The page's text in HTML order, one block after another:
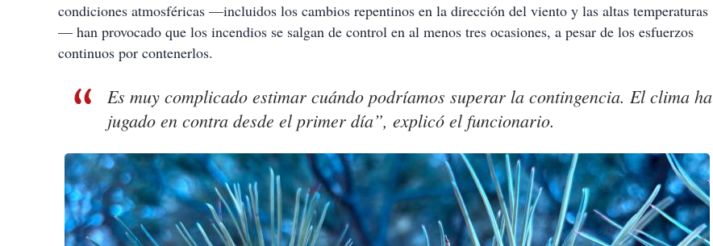
condiciones atmosféricas —incluidos los cambios repentinos en la dirección del viento y las altas temperaturas
— han provocado que los incendios se salgan de control en al menos tres ocasiones, a pesar de los esfuerzos
continuos por contenerlos.
Es muy complicado estimar cuándo podríamos superar la contingencia. El clima ha
jugado en contra desde el primer día”, explicó el funcionario.